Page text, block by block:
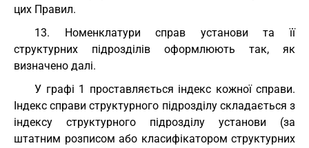
цих Правил.
13. Номенклатури справ установи та її
структурних підрозділів оформлюють так, як
визначено далі.
У графі 1 проставляється індекс кожної справи.
Індекс справи структурного підрозділу складається з
індексу структурного підрозділу установи (за
штатним розписом або класифікатором структурних